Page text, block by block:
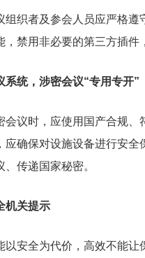
组织者及参会人员应严格
，禁用非必要的第三方插件
系统，涉密会议“专用专开”
会议时，应使用国产合规
应确保对设施设备进行安
传递国家秘密。
机关提示
以安全为代价，高效不能让